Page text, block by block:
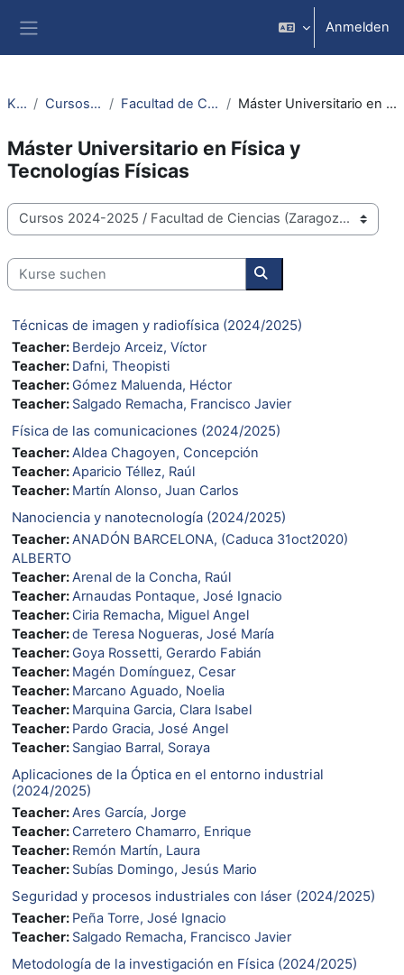
Anmelden
Kurse Cursos 2024-2025 Facultad de Ciencias (Zaragoza) Máster Universitario en Física y Tecnologías Físicas
Máster Universitario en Física y
Tecnologías Físicas
Kursbereiche
Kurse suchen
Kurse suchen
Técnicas de imagen y radiofísica (2024/2025)
Teacher: Berdejo Arceiz, Víctor
Teacher: Dafni, Theopisti
Teacher: Gómez Maluenda, Héctor
Teacher: Salgado Remacha, Francisco Javier
Física de las comunicaciones (2024/2025)
Teacher:Aldea Chagoyen, Concepción
Teacher:Aparicio Téllez, Raúl
Teacher: Martín Alonso, Juan Carlos
Nanociencia y nanotecnología (2024/2025)
Teacher:ANADÓN BARCELONA, (Caduca 31oct2020)
ALBERTO
Teacher:Arenal de la Concha, Raúl
Teacher:Arnaudas Pontaque, José Ignacio
Teacher: Ciria Remacha, Miguel Angel
Teacher:de Teresa Nogueras, José María
Teacher: Goya Rossetti, Gerardo Fabián
Teacher: Magén Domínguez, Cesar
Teacher: Marcano Aguado, Noelia
Teacher: Marquina Garcia, Clara Isabel
Teacher: Pardo Gracia, José Angel
Teacher: Sangiao Barral, Soraya
Aplicaciones de la Óptica en el entorno industrial
(2024/2025)
Teacher:Ares García, Jorge
Teacher: Carretero Chamarro, Enrique
Teacher: Remón Martín, Laura
Teacher: Subías Domingo, Jesús Mario
Seguridad y procesos industriales con láser (2024/2025)
Teacher: Peña Torre, José Ignacio
Teacher: Salgado Remacha, Francisco Javier
Metodología de la investigación en Física (2024/2025)